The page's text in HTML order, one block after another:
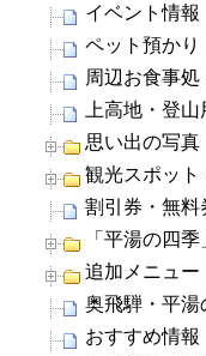
イベント情報
ペット預かり
周辺お食事
上高地・登
思い出の写真
観光スポット
割引券・無料
「平湯の四
追加メニュー
奥飛騨・平湯
おすすめ情報